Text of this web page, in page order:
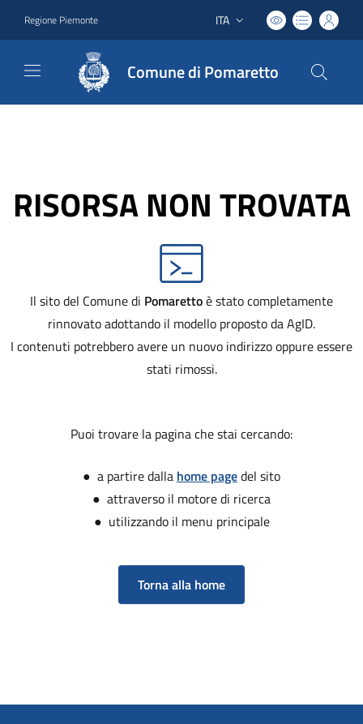
Regione Piemonte Lingua attiva:
ITA
Comune di Pomaretto
RISORSA NON TROVATA
Il sito del Comune di Pomarettoè stato completamente
rinnovato adottando il modello proposto da AgID.
I contenuti potrebbero avere un nuovo indirizzo oppure essere
stati rimossi.
Puoi trovare la pagina che stai cercando:
● a partire dalla home pagedel sito
● attraverso il motore di ricerca
● utilizzando il menu principale
Torna alla home